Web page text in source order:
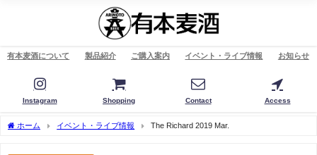
有本麦酒について 製品紹介 ご購入案内 イベント・ライブ情報 お知らせ
Instagram Shopping Contact Access
ホーム イベント・ライブ情報 The Richard 2019 Mar.